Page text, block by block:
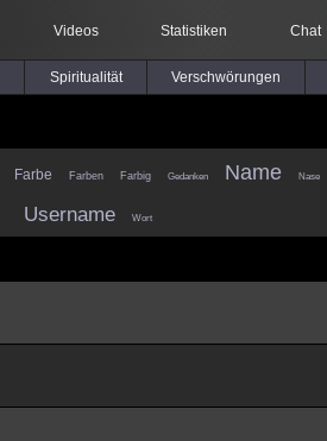
Videos Statistiken Chat
Spiritualität Verschwörungen
Farbe Farben Farbig Gedanken Name Nase
Username Wort